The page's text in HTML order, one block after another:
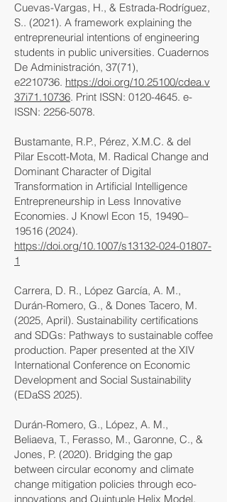
Cuevas-Vargas, H., & Estrada-Rodríguez,
S.. (2021). A framework explaining the
entrepreneurial intentions of engineering
students in public universities. Cuadernos
De Administración, 37(71),
e2210736. https://doi.org/10.25100/cdea.v
37i71.10736. Print ISSN: 0120-4645. e-
ISSN: 2256-5078.
Bustamante, R.P., Pérez, X.M.C. & del
Pilar Escott-Mota, M. Radical Change and
Dominant Character of Digital
Transformation in Artificial Intelligence
Entrepreneurship in Less Innovative
Economies. J Knowl Econ 15, 19490–
19516 (2024).
https://doi.org/10.1007/s13132-024-01807-
1
Carrera, D. R., López García, A. M.,
Durán-Romero, G., & Dones Tacero, M.
(2025, April). Sustainability certifications
and SDGs: Pathways to sustainable coffee
production. Paper presented at the XIV
International Conference on Economic
Development and Social Sustainability
(EDaSS 2025).
Durán-Romero, G., López, A. M.,
Beliaeva, T., Ferasso, M., Garonne, C., &
Jones, P. (2020). Bridging the gap
between circular economy and climate
change mitigation policies through eco-
innovations and Quintuple Helix Model.